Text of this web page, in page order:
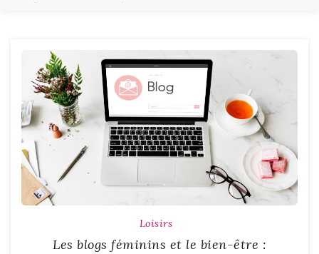
Loisirs
Les blogs féminins et le bien-être :